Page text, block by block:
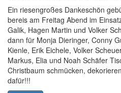
Ein riesengroßes Dankeschön
bereis am Freitag Abend im
Galik, Hagen Martin und Volker
dann für Monja Dieringer, Conny
Kienle, Erik Eichele, Volker
Markus, Elia und Noah Schäfer
Christbaum schmücken,
dafür!!!